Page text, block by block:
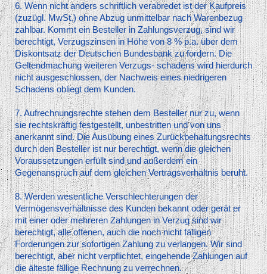
6. Wenn nicht anders schriftlich verabredet ist der Kaufpreis
(zuzügl. MwSt.) ohne Abzug unmittelbar nach Warenbezug
zahlbar. Kommt ein Besteller in Zahlungsverzug, sind wir
berechtigt, Verzugszinsen in Höhe von 8 % p.a. über dem
Diskontsatz der Deutschen Bundesbank zu fordern. Die
Geltendmachung weiteren Verzugs- schadens wird hierdurch
nicht ausgeschlossen, der Nachweis eines niedrigeren
Schadens obliegt dem Kunden.
7. Aufrechnungsrechte stehen dem Besteller nur zu, wenn
sie rechtskräftig festgestellt, unbestritten und von uns
anerkannt sind. Die Ausübung eines Zurückbehaltungsrechts
durch den Besteller ist nur berechtigt, wenn die gleichen
Voraussetzungen erfüllt sind und außerdem ein
Gegenanspruch auf dem gleichen Vertragsverhältnis beruht.
8. Werden wesentliche Verschlechterungen der
Vermögensverhältnisse des Kunden bekannt oder gerät er
mit einer oder mehreren Zahlungen in Verzug sind wir
berechtigt, alle offenen, auch die noch nicht fälligen
Forderungen zur sofortigen Zahlung zu verlangen. Wir sind
berechtigt, aber nicht verpflichtet, eingehende Zahlungen auf
die älteste fällige Rechnung zu verrechnen.